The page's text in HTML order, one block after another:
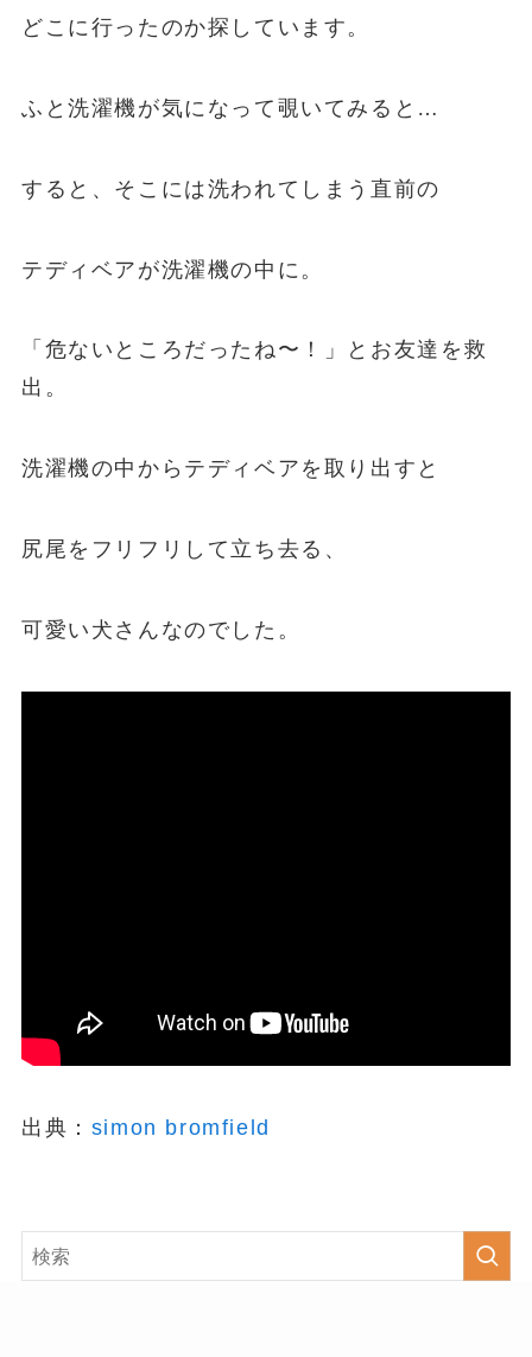
どこに行ったのか探しています。
ふと洗濯機が気になって覗いてみると…
すると、そこには洗われてしまう直前の
テディベアが洗濯機の中に。
「危ないところだったね〜！」とお友達を救
出。
洗濯機の中からテディベアを取り出すと
尻尾をフリフリして立ち去る、
可愛い犬さんなのでした。
出典： simon bromfield